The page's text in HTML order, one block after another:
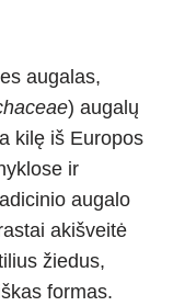
augalas,
) augalų
kilę iš Europos
ir
augalo
akišveitė
žiedus,
formas.